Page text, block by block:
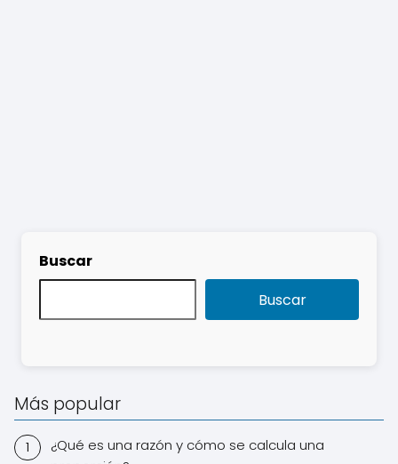
Buscar
Buscar
Más popular
¿Qué es una razón y cómo se calcula una